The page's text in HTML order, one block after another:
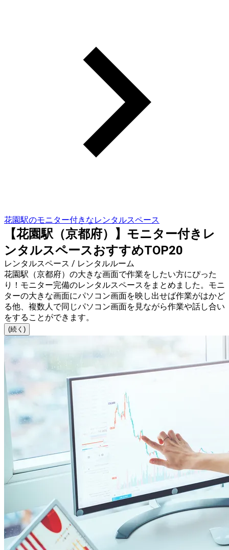
花園駅のモニター付きなレンタルスペース
【花園駅（京都府）】モニター付きレ
ンタルスペースおすすめTOP20
レンタルスペース / レンタルルーム
花園駅（京都府）の大きな画面で作業をしたい方にぴった
り！モニター完備のレンタルスペースをまとめました。モニ
ターの大きな画面にパソコン画面を映し出せば作業がはかど
る他、複数人で同じパソコン画面を見ながら作業や話し合い
をすることができます。
(続く)